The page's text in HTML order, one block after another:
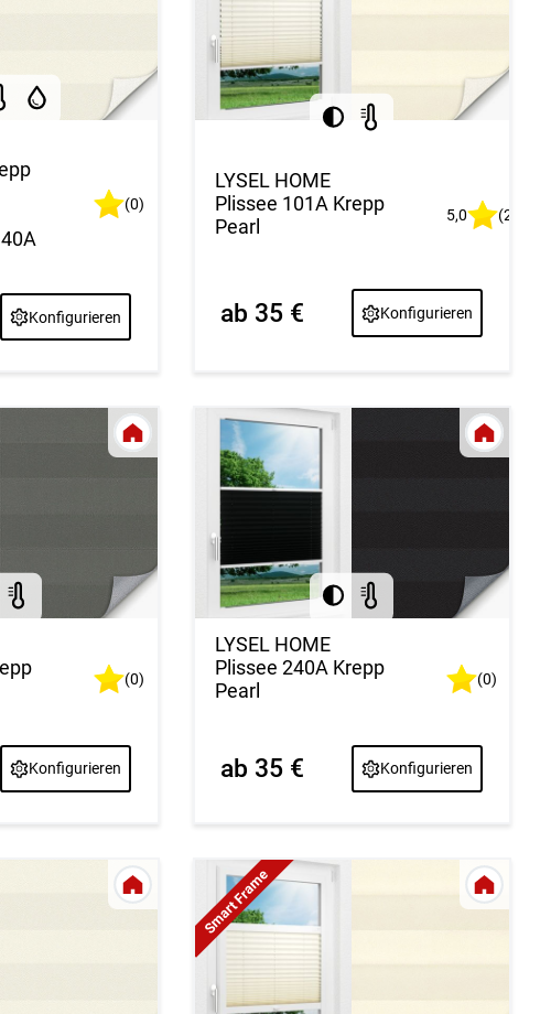
(0)
Konfigurieren
LYSEL HOME
Plissee 101A Krepp
Pearl
5,0 (2)
Konfigurieren
ab 35 €
(0)
Konfigurieren
LYSEL HOME
Plissee 240A Krepp
Pearl
(0)
Konfigurieren
ab 35 €
Smart Frame